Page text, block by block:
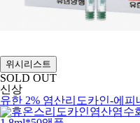
위시리스트
SOLD OUT
신상
유한 2% 염산리도카인-에피